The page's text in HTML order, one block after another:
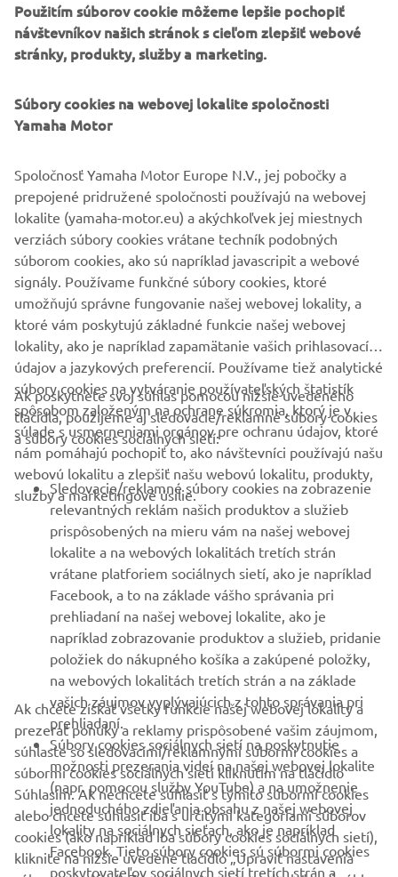
ABS comes as standard, while for added convenience
there's a new parking brake similar to the design used on
the top of the range TMAX - and to underline its refined
and a new LED headlight.
Giving an enhanced feeling of stability and confidence
easy-to-use Tricity 155 is the ideal choice for urban
commuters who are new to the scooter world. Now every
commuter has the opportunity to say goodbye to crowded
buses and trains.
Tricity 155 – Love the way I move
FIREMNÉ STRÁNKY
B2B
VIAC YAMAHA
PODPORA
BULLETIN
Získajte medzi prvými informácie o najnovších ponukách,
špeciálnych akciách, nových verziách a mnoho ďalšieho
PRIHLÁSIŤ SA NA ODBER
Prečítajte si naše Zásady ochrany osobných údajov, aby ste sa
dozvedeli, ako spracovávame vaše osobné údaje:Ochrana
Osobných Údajov
Použitím súborov cookie môžeme lepšie pochopiť
návštevníkov našich stránok s cieľom zlepšiť webové
stránky, produkty, služby a marketing.
Súbory cookies na webovej lokalite spoločnosti
Yamaha Motor
Spoločnosť Yamaha Motor Europe N.V., jej pobočky a
prepojené pridružené spoločnosti používajú na webovej
lokalite (yamaha-motor.eu) a akýchkoľvek jej miestnych
verziách súbory cookies vrátane techník podobných
súborom cookies, ako sú napríklad javascripit a webové
signály. Používame funkčné súbory cookies, ktoré
umožňujú správne fungovanie našej webovej lokality, a
ktoré vám poskytujú základné funkcie našej webovej
lokality, ako je napríklad zapamätanie vašich prihlasovacích
údajov a jazykových preferencií. Používame tiež analytické
súbory cookies na vytváranie používateľských štatistík
spôsobom založeným na ochrane súkromia, ktorý je v
súlade s usmerneniami orgánov pre ochranu údajov, ktoré
nám pomáhajú pochopiť to, ako návštevníci používajú našu
webovú lokalitu a zlepšiť našu webovú lokalitu, produkty,
služby a marketingové úsilie.
Ak poskytnete svoj súhlas pomocou nižšie uvedeného
tlačidla, použijeme aj sledovacie/reklamné súbory cookies
a súbory cookies sociálnych sietí:
Sledovacie/reklamné súbory cookies na zobrazenie
relevantných reklám našich produktov a služieb
prispôsobených na mieru vám na našej webovej
lokalite a na webových lokalitách tretích strán
vrátane platforiem sociálnych sietí, ako je napríklad
Facebook, a to na základe vášho správania pri
prehliadaní na našej webovej lokalite, ako je
napríklad zobrazovanie produktov a služieb, pridanie
položiek do nákupného košíka a zakúpené položky,
na webových lokalitách tretích strán a na základe
vašich záujmov vyplývajúcich z tohto správania pri
prehliadaní.
Súbory cookies sociálnych sietí na poskytnutie
možnosti prezerania videí na našej webovej lokalite
(napr. pomocou služby YouTube) a na umožnenie
jednoduchého zdieľania obsahu z našej webovej
lokality na sociálnych sieťach, ako je napríklad
Facebook. Tieto súbory cookies sú súbormi cookies
poskytovateľov sociálnych sietí tretích strán a
Ak chcete získať všetky funkcie našej webovej lokality a
prezerať ponuky a reklamy prispôsobené vašim záujmom,
súhlaste so sledovacími/reklamnými súbormi cookies a
súbormi cookies sociálnych sietí kliknutím na tlačidlo
Súhlasím. Ak nechcete súhlasiť s týmito súbormi cookies
alebo chcete súhlasiť iba s určitými kategóriami súborov
cookies (ako napríklad iba súbory cookies sociálnych sietí),
kliknite na nižšie uvedené tlačidlo „Upraviť nastavenia